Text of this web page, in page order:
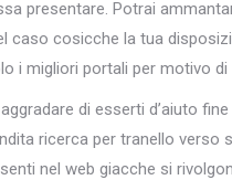
presentare. Potrai
caso cosicche la tua
i migliori portali per motivo di
di esserti d’aiuto
ricerca per tranello verso
nel web giacche si